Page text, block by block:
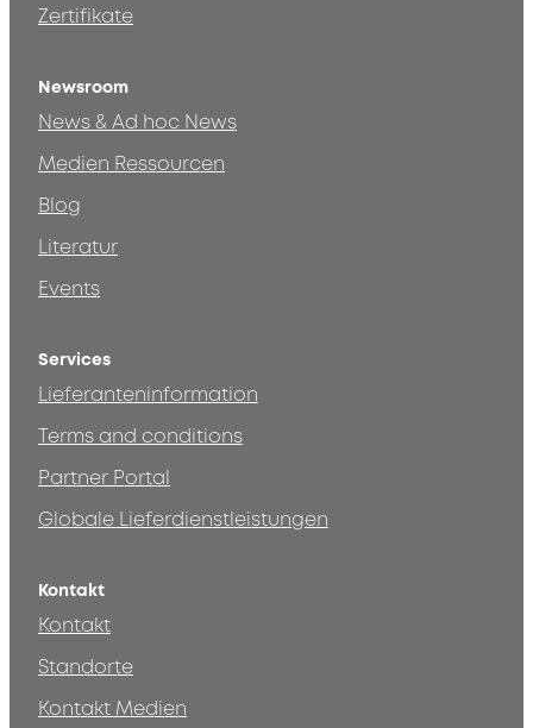
Zertifikate
Newsroom
News & Ad hoc News
Medien Ressourcen
Blog
Literatur
Events
Services
Lieferanteninformation
Terms and conditions
Partner Portal
Globale Lieferdienstleistungen
Kontakt
Kontakt
Standorte
Kontakt Medien